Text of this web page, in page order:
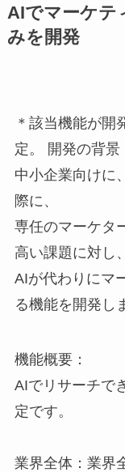
AIでマーケテ
みを開発
＊該当機能が開
定。 開発の背景
中小企業向けに
際に、
専任のマーケタ
高い課題に対し、
AIが代わりにマ
る機能を開発し
機能概要：
AIでリサーチで
定です。
業界全体：業界